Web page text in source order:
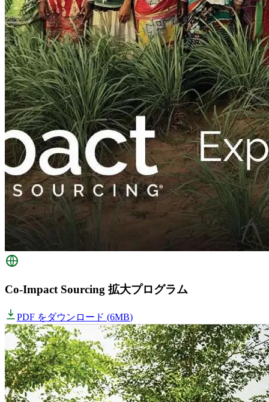
Co-Impact Sourcing 拡大プログラム
PDF をダウンロード (6MB)